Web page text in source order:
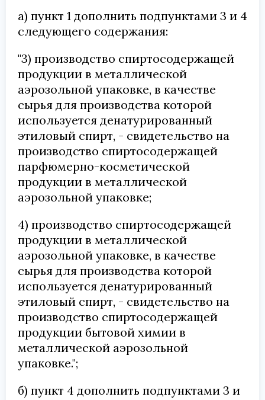
а) пункт 1 дополнить подпунктами 3 и 4
следующего содержания:
"3) производство спиртосодержащей
продукции в металлической
аэрозольной упаковке, в качестве
сырья для производства которой
используется денатурированный
этиловый спирт, - свидетельство на
производство спиртосодержащей
парфюмерно-косметической
продукции в металлической
аэрозольной упаковке;
4) производство спиртосодержащей
продукции в металлической
аэрозольной упаковке, в качестве
сырья для производства которой
используется денатурированный
этиловый спирт, - свидетельство на
производство спиртосодержащей
продукции бытовой химии в
металлической аэрозольной
упаковке.";
б) пункт 4 дополнить подпунктами 3 и